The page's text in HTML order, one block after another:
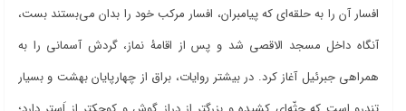
افسار آن را به حلقهای که پیامبران، افسار مرکب خود را بدان میبستند بست،
آنگاه داخل مسجد الاقصی شد و پس از اقامۀ نماز، گردش آسمانی را به
همراهی جبرئیل آغاز کرد. در بیشتر روایات، براق از چهارپایان بهشت و بسیار